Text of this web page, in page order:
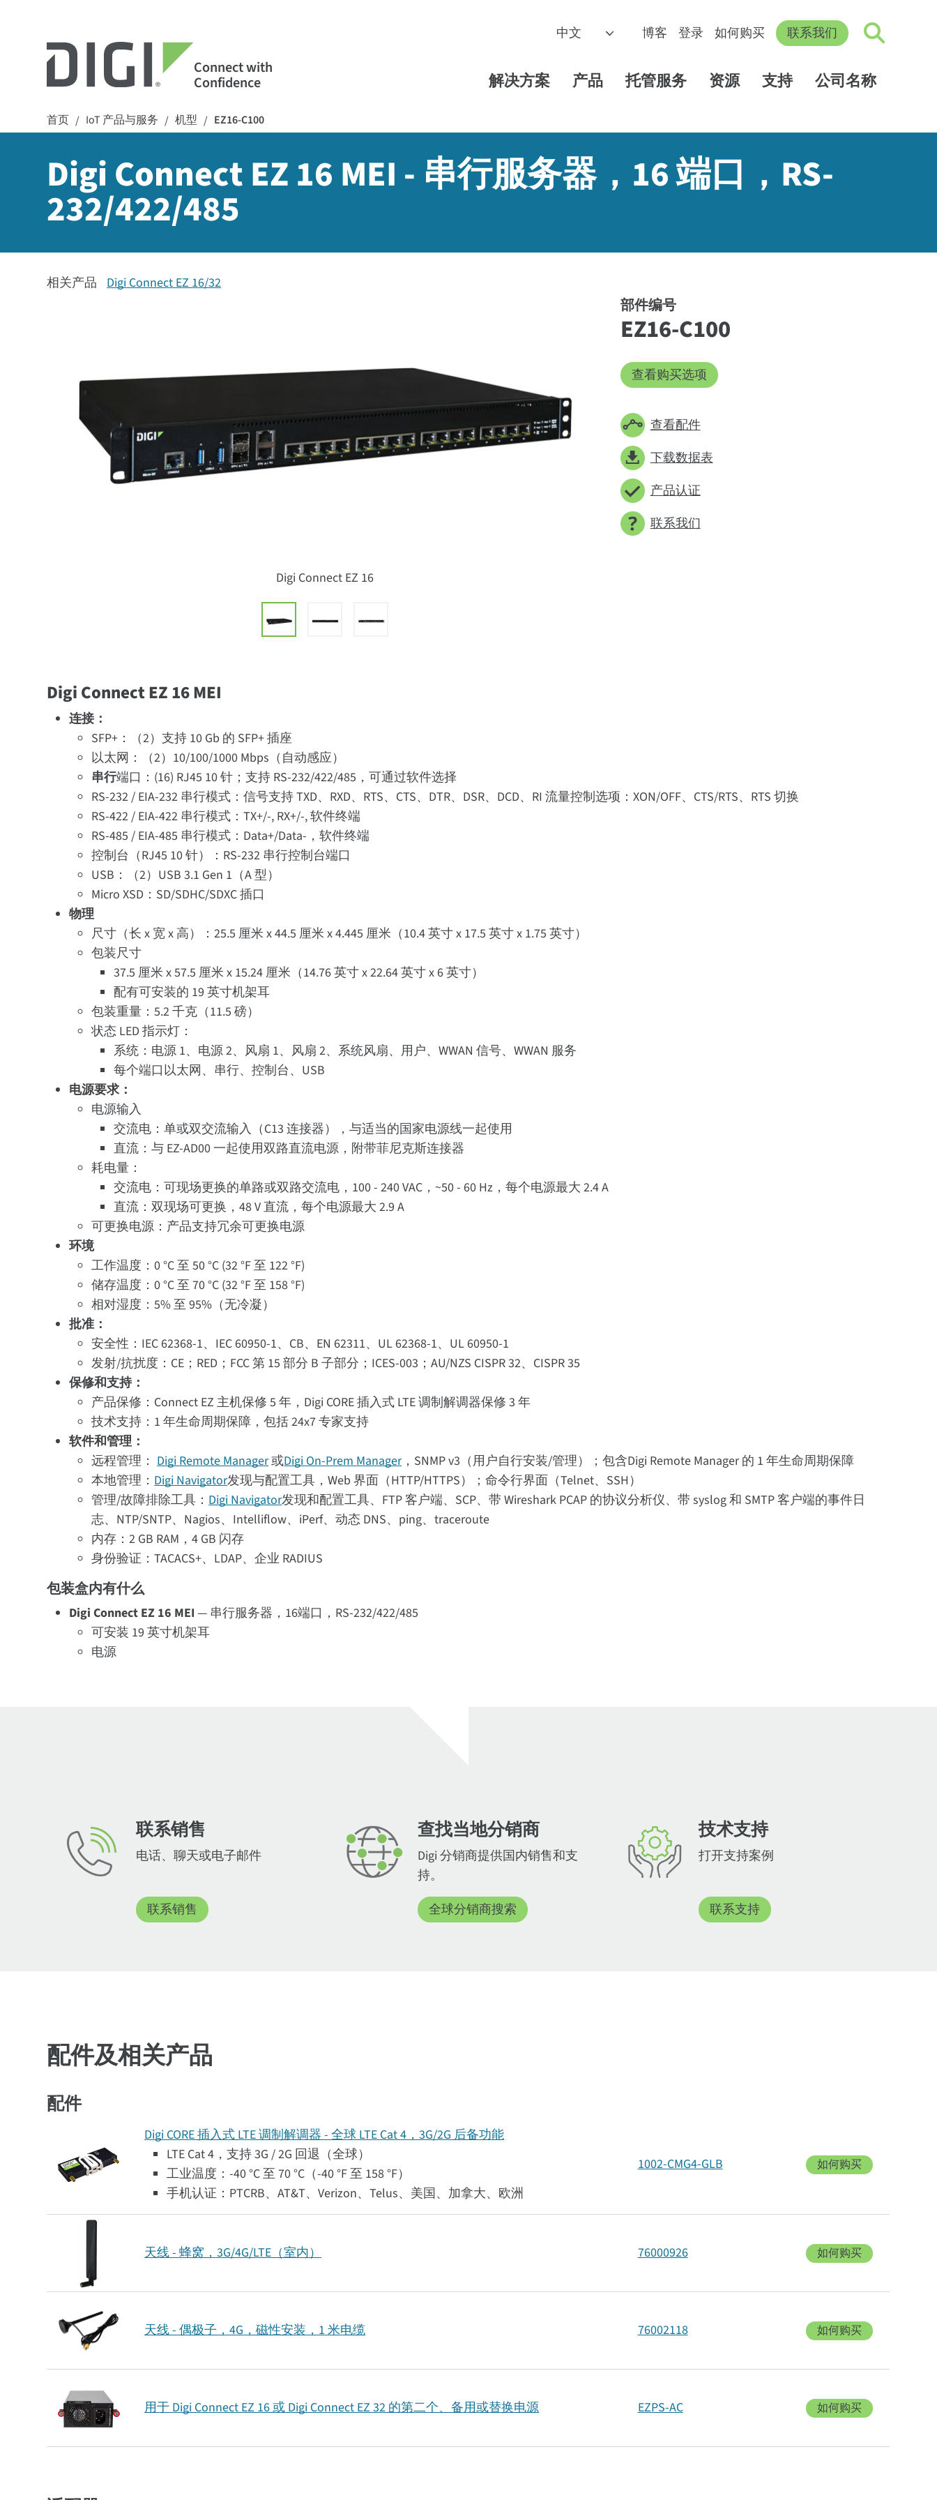
Connect with
Confidence
博客 登录 如何购买 联系我们
解决方案 产品 托管服务 资源 支持 公司名称
首页 / IoT 产品与服务 / 机型 / EZ16-C100
Digi Connect EZ 16 MEI - 串行服务器，16 端口，RS-
232/422/485
相关产品 Digi Connect EZ 16/32
Digi Connect EZ 16
部件编号
EZ16-C100
查看购买选项
查看配件
下载数据表
产品认证
联系我们
Digi Connect EZ 16 MEI
连接：
SFP+：（2）支持 10 Gb 的 SFP+ 插座
以太网：（2）10/100/1000 Mbps（自动感应）
串行端口：(16) RJ45 10 针；支持 RS-232/422/485，可通过软件选择
RS-232 / EIA-232 串行模式：信号支持 TXD、RXD、RTS、CTS、DTR、DSR、DCD、RI 流量控制选项：XON/OFF、CTS/RTS、RTS 切换
RS-422 / EIA-422 串行模式：TX+/-, RX+/-, 软件终端
RS-485 / EIA-485 串行模式：Data+/Data-，软件终端
控制台（RJ45 10 针）：RS-232 串行控制台端口
USB：（2）USB 3.1 Gen 1（A 型）
Micro XSD：SD/SDHC/SDXC 插口
物理
尺寸（长 x 宽 x 高）：25.5 厘米 x 44.5 厘米 x 4.445 厘米（10.4 英寸 x 17.5 英寸 x 1.75 英寸）
包装尺寸
37.5 厘米 x 57.5 厘米 x 15.24 厘米（14.76 英寸 x 22.64 英寸 x 6 英寸）
配有可安装的 19 英寸机架耳
包装重量：5.2 千克（11.5 磅）
状态 LED 指示灯：
系统：电源 1、电源 2、风扇 1、风扇 2、系统风扇、用户、WWAN 信号、WWAN 服务
每个端口以太网、串行、控制台、USB
电源要求：
电源输入
交流电：单或双交流输入（C13 连接器），与适当的国家电源线一起使用
直流：与 EZ-AD00 一起使用双路直流电源，附带菲尼克斯连接器
耗电量：
交流电：可现场更换的单路或双路交流电，100 - 240 VAC，~50 - 60 Hz，每个电源最大 2.4 A
直流：双现场可更换，48 V 直流，每个电源最大 2.9 A
可更换电源：产品支持冗余可更换电源
环境
工作温度：0 °C 至 50 °C (32 °F 至 122 °F)
储存温度：0 °C 至 70 °C (32 °F 至 158 °F)
相对湿度：5% 至 95%（无冷凝）
批准：
安全性：IEC 62368-1、IEC 60950-1、CB、EN 62311、UL 62368-1、UL 60950-1
发射/抗扰度：CE；RED；FCC 第 15 部分 B 子部分；ICES-003；AU/NZS CISPR 32、CISPR 35
保修和支持：
产品保修：Connect EZ 主机保修 5 年，Digi CORE 插入式 LTE 调制解调器保修 3 年
技术支持：1 年生命周期保障，包括 24x7 专家支持
软件和管理：
远程管理：Digi Remote Manager或Digi On-Prem Manager，SNMP v3（用户自行安装/管理）；包含Digi Remote Manager 的 1 年生命周期保障
本地管理：Digi Navigator发现与配置工具，Web 界面（HTTP/HTTPS）；命令行界面（Telnet、SSH）
管理/故障排除工具：Digi Navigator发现和配置工具、FTP 客户端、SCP、带 Wireshark PCAP 的协议分析仪、带 syslog 和 SMTP 客户端的事件日
志、NTP/SNTP、Nagios、Intelliflow、iPerf、动态 DNS、ping、traceroute
内存：2 GB RAM，4 GB 闪存
身份验证：TACACS+、LDAP、企业 RADIUS
包装盒内有什么
Digi Connect EZ 16 MEI — 串行服务器，16端口，RS-232/422/485
可安装 19 英寸机架耳
电源
联系销售
电话、聊天或电子邮件
联系销售
查找当地分销商
Digi 分销商提供国内销售和支
持。
全球分销商搜索
技术支持
打开支持案例
联系支持
配件及相关产品
配件
Digi CORE 插入式 LTE 调制解调器 - 全球 LTE Cat 4，3G/2G 后备功能
LTE Cat 4，支持 3G / 2G 回退（全球）
工业温度：-40 °C 至 70 °C（-40 °F 至 158 °F）
手机认证：PTCRB、AT&T、Verizon、Telus、美国、加拿大、欧洲
1002-CMG4-GLB 如何购买
天线 - 蜂窝，3G/4G/LTE（室内） 76000926 如何购买
天线 - 偶极子，4G，磁性安装，1 米电缆 76002118 如何购买
用于 Digi Connect EZ 16 或 Digi Connect EZ 32 的第二个、备用或替换电源 EZPS-AC 如何购买